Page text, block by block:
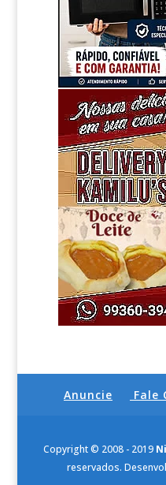
Anuncie Fale
Copyright © 2008 - 2019
reservados.